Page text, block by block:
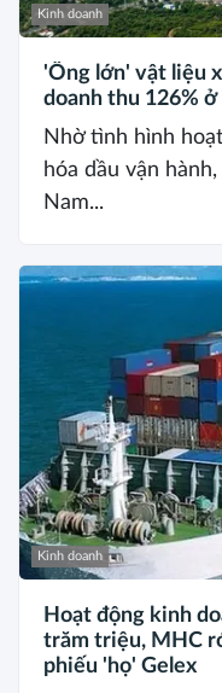
Kinh doanh
'Ông lớn' vật liệu
doanh thu 126%
Nhờ tình hình
hóa dầu vận
Nam...
Kinh doanh
Hoạt động kinh
trăm triệu, MHC
phiếu 'họ' Gelex